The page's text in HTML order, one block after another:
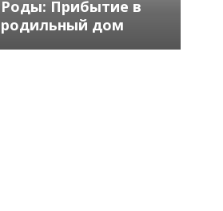
Роды: Прибытие в
родильный дом